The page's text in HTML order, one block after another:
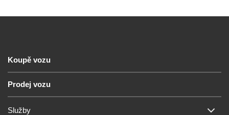
Koupě vozu
Prodej vozu
Služby